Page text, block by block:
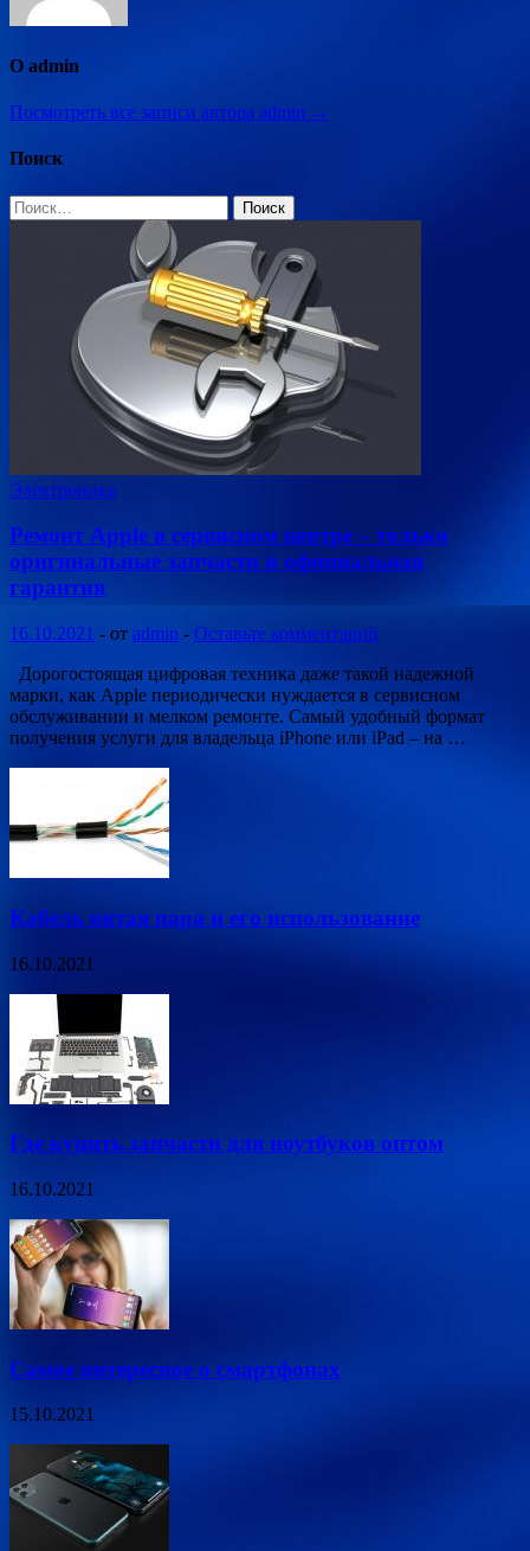
О admin
Посмотреть все записи автора admin →
Поиск
Найти:
Электроника
Ремонт Apple в сервисном центре – только
оригинальные запчасти и официальная
гарантия
16.10.2021 - от admin - Оставьте комментарий
Дорогостоящая цифровая техника даже такой надежной
марки, как Apple периодически нуждается в сервисном
обслуживании и мелком ремонте. Самый удобный формат
получения услуги для владельца iPhone или iPad – на …
Кабель витая пара и его использование
16.10.2021
Где купить запчасти для ноутбуков оптом
16.10.2021
Самое интересное о смартфонах
15.10.2021